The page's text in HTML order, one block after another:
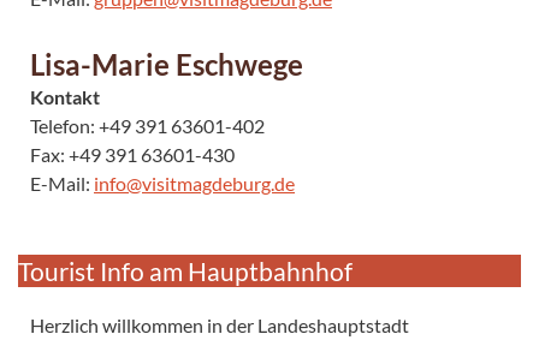
Lisa-Marie Eschwege
Kontakt
Telefon: +49 391 63601-402
Fax: +49 391 63601-430
E-Mail: info@visitmagdeburg.de
Tourist Info am Hauptbahnhof
Herzlich willkommen in der Landeshauptstadt